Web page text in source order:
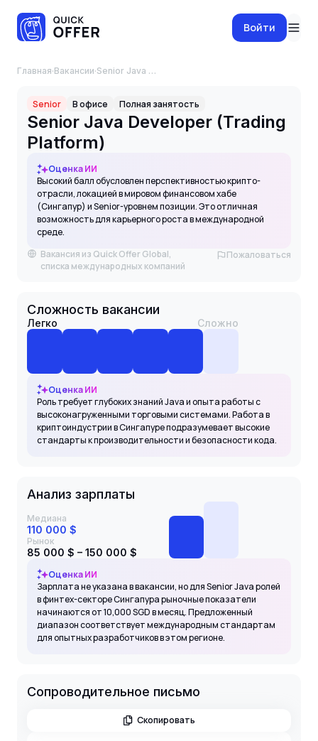
Войти
Главная·Вакансии· Senior Java Developer (Trading Platform)
Senior В офисе Полная занятость
Senior Java Developer (Trading
Platform)
Оценка ИИ
Высокий балл обусловлен перспективностью крипто-
отрасли, локацией в мировом финансовом хабе
(Сингапур) и Senior-уровнем позиции. Это отличная
возможность для карьерного роста в международной
среде.
Вакансия из Quick Offer Global,
списка международных компаний
Пожаловаться
Сложность вакансии
Легко Сложно
Оценка ИИ
Роль требует глубоких знаний Java и опыта работы с
высоконагруженными торговыми системами. Работа в
криптоиндустрии в Сингапуре подразумевает высокие
стандарты к производительности и безопасности кода.
Анализ зарплаты
Медиана
110 000 $
Рынок
85 000 $ – 150 000 $
Оценка ИИ
Зарплата не указана в вакансии, но для Senior Java ролей
в финтех-секторе Сингапура рыночные показатели
начинаются от 10,000 SGD в месяц. Предложенный
диапазон соответствует международным стандартам
для опытных разработчиков в этом регионе.
Сопроводительное письмо
Скопировать